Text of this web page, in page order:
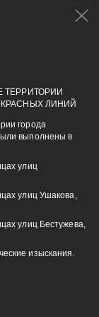
ТЕРРИТОРИИ
ЛИНИЙ
города
выполнены в
улиц
улиц Ушакова,
улиц Бестужева,
изыскания.